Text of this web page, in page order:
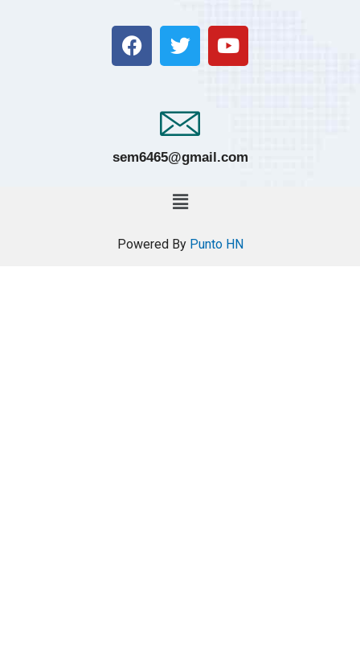
sem6465@gmail.com
Powered By Punto HN